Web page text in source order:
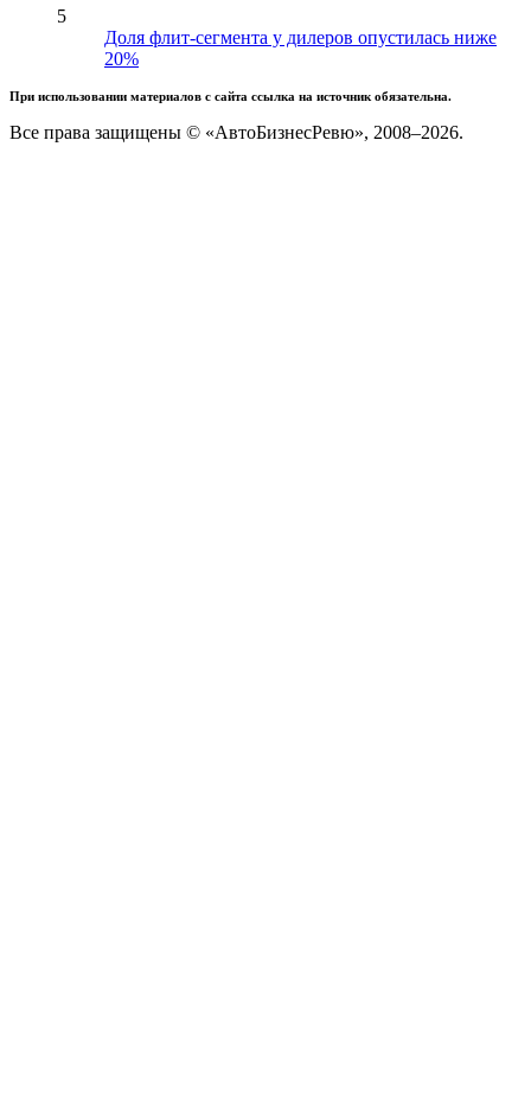
5
Доля флит-сегмента у дилеров опустилась ниже
20%
При использовании материалов с сайта ссылка на источник обязательна.
Все права защищены © «АвтоБизнесРевю», 2008–2026.